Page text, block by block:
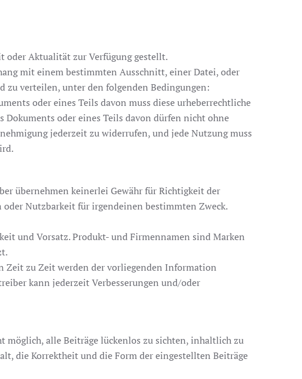
oder Aktualität zur Verfügung gestellt.
mit einem bestimmten Ausschnitt, einer Datei, oder
zu verteilen, unter den folgenden Bedingungen:
oder eines Teils davon muss diese urheberrechtliche
Dokuments oder eines Teils davon dürfen nicht ohne
jederzeit zu widerrufen, und jede Nutzung muss
übernehmen keinerlei Gewähr für Richtigkeit der
Nutzbarkeit für irgendeinen bestimmten Zweck.
und Vorsatz. Produkt- und Firmennamen sind Marken
Zeit zu Zeit werden der vorliegenden Information
kann jederzeit Verbesserungen und/oder
möglich, alle Beiträge lückenlos zu sichten, inhaltlich zu
die Korrektheit und die Form der eingestellten Beiträge